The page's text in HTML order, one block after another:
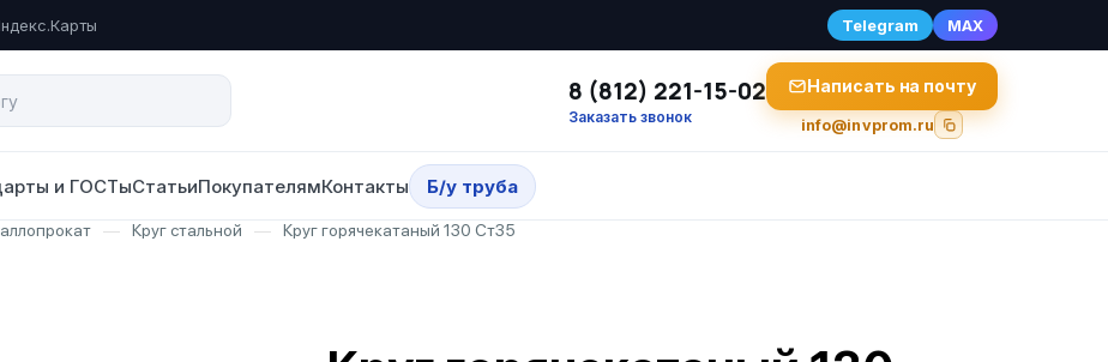
Telegram MAX
8 (812) 221-15-02
Заказать звонок
Написать на почту
info@invprom.ru
и ГОСТыСтатьиПокупателямКонтакты Б/у труба
— Круг стальной — Круг горячекатаный 130 Ст35